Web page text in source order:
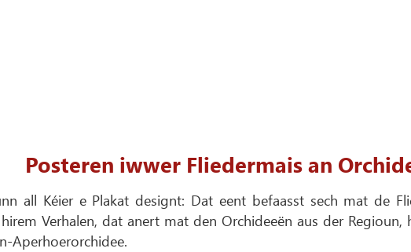
Posteren iwwer Fliedermais an
all Kéier e Plakat designt: Dat eent befaasst sech mat de
Verhalen, dat anert mat den Orchideeën aus der
Aperhoerorchidee.